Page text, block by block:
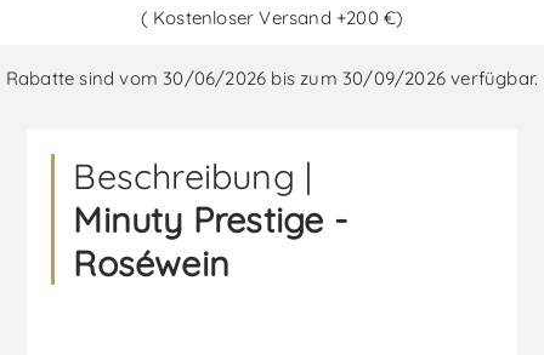
( Kostenloser Versand +200 €)
Rabatte sind vom 30/06/2026 bis zum 30/09/2026 verfügbar.
Beschreibung |
Minuty Prestige -
Roséwein